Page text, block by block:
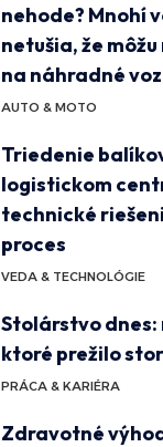
nehode? Mnohí
netušia, že
na náhradné
AUTO & MOTO
Triedenie
logistickom
technické
proces
VEDA & TECHNOLÓGIE
Stolárstvo dnes:
ktoré prežilo
PRÁCA & KARIÉRA
Zdravotné